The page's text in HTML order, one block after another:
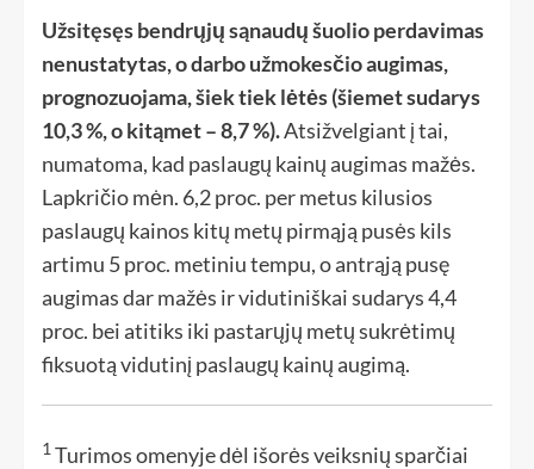
Užsitęsęs bendrųjų sąnaudų šuolio perdavimas
nenustatytas, o darbo užmokesčio augimas,
prognozuojama, šiek tiek lėtės (šiemet sudarys
10,3 %, o kitąmet – 8,7 %).Atsižvelgiant į tai,
numatoma, kad paslaugų kainų augimas mažės.
Lapkričio mėn. 6,2 proc. per metus kilusios
paslaugų kainos kitų metų pirmąją pusės kils
artimu 5 proc. metiniu tempu, o antrąją pusę
augimas dar mažės ir vidutiniškai sudarys 4,4
proc. bei atitiks iki pastarųjų metų sukrėtimų
fiksuotą vidutinį paslaugų kainų augimą.
1Turimos omenyje dėl išorės veiksnių sparčiai